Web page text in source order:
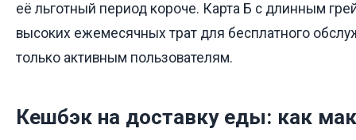
её льготный период короче. Карта Б с длинным
высоких ежемесячных трат для бесплатного
только активным пользователям.
Кешбэк на доставку еды: как